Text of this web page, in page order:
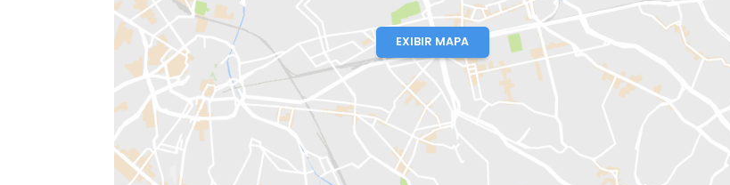
Condomínio: Verde Vale
Bairro:Vargem Grande
- Rio de Janeiro, RJ
Endereço: Estrada dos Bandeirantes